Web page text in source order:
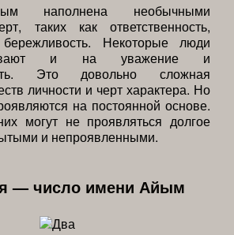
наполнена необычными
таких как ответственность,
Некоторые люди
и на уважение и
Это довольно сложная
личности и черт характера. Но
на постоянной основе.
могут не проявляться долгое
и непроявленными.
— число имени Айым